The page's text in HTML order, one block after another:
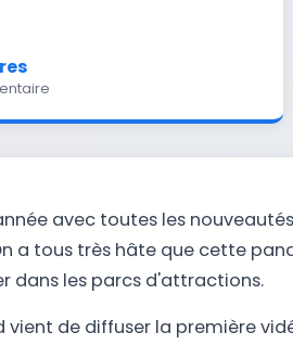
avec toutes les
a tous très hâte que cette
dans les parcs d'attractions.
vient de diffuser la première